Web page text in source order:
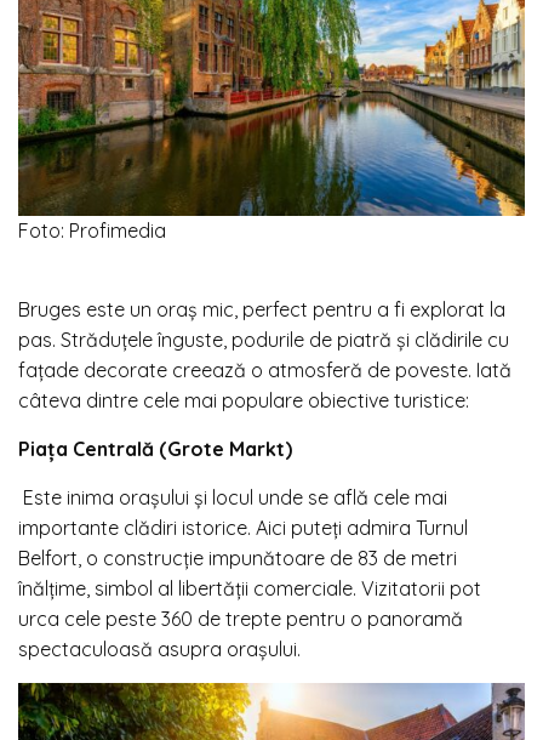
Foto: Profimedia
Bruges este un oraș mic, perfect pentru a fi explorat la
pas. Străduțele înguste, podurile de piatră și clădirile cu
fațade decorate creează o atmosferă de poveste. Iată
câteva dintre cele mai populare obiective turistice:
Piața Centrală (Grote Markt)
Este inima orașului și locul unde se află cele mai
importante clădiri istorice. Aici puteți admira Turnul
Belfort, o construcție impunătoare de 83 de metri
înălțime, simbol al libertății comerciale. Vizitatorii pot
urca cele peste 360 de trepte pentru o panoramă
spectaculoasă asupra orașului.